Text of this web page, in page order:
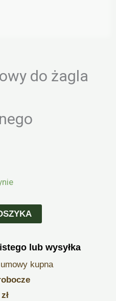
do żagla
lub wysyłka
kupna